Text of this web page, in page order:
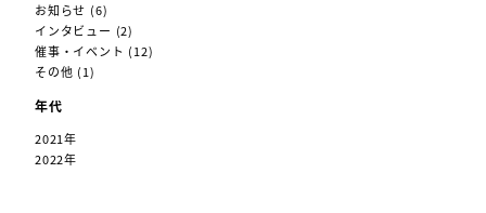
お知らせ (6)
インタビュー (2)
催事・イベント (12)
その他 (1)
年代
2021年
2022年